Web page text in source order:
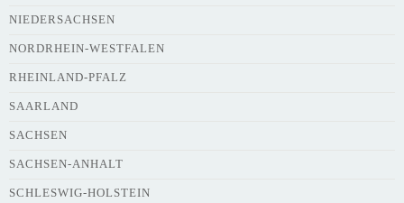
NIEDERSACHSEN
NORDRHEIN-WESTFALEN
RHEINLAND-PFALZ
SAARLAND
SACHSEN
SACHSEN-ANHALT
SCHLESWIG-HOLSTEIN